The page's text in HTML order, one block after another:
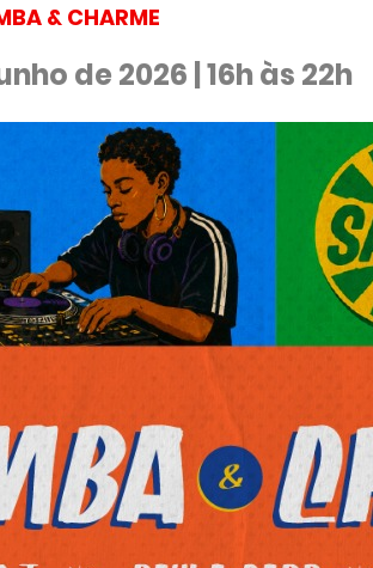
& CHARME
de 2026 | 16h às 22h